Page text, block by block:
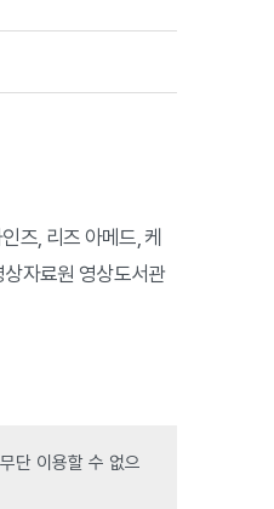
즈, 리즈 아메드, 케
자료원 영상도서관
단 이용할 수 없으